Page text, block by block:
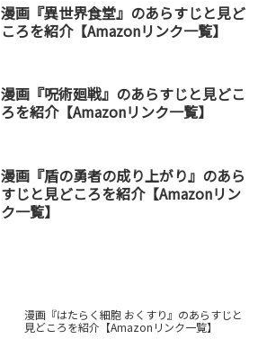
漫画『異世界食堂』のあらすじと見ど
ころを紹介【Amazonリンク一覧】
漫画『呪術廻戦』のあらすじと見どこ
ろを紹介【Amazonリンク一覧】
漫画『盾の勇者の成り上がり』のあら
すじと見どころを紹介【Amazonリン
ク一覧】
漫画『はたらく細胞 おくすり』のあらすじと
見どころを紹介【Amazonリンク一覧】